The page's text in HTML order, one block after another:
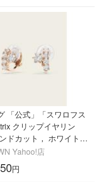
「公式」「スワロフス
クリップイヤリン
ドカット， ホワイト，
ールドコーティング
Yahoo!店
円